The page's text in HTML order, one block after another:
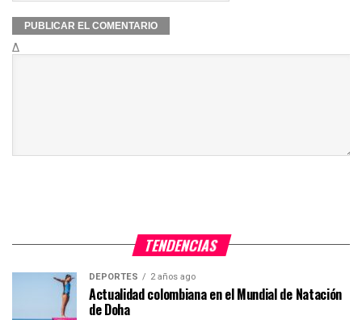
Δ
TENDENCIAS
DEPORTES 2 años ago
Actualidad colombiana en el Mundial de Natación
de Doha